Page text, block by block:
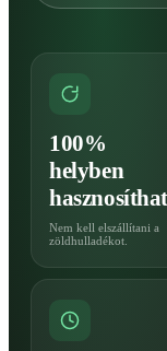
100%
helyben
Nem kell elszállítani a
zöldhulladékot.